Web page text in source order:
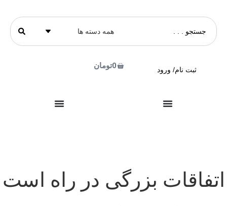
ثبت نام/ ورود 0تومان
اتفاقات بزرگی در راه است